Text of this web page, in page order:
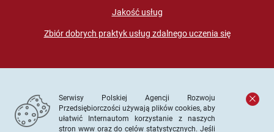
Jakość usług
Zbiór dobrych praktyk usług zdalnego uczenia się
Serwisy Polskiej Agencji Rozwoju
Przedsiębiorczości używają plików cookies, aby
ułatwić Internautom korzystanie z naszych
stron www oraz do celów statystycznych. Jeśli